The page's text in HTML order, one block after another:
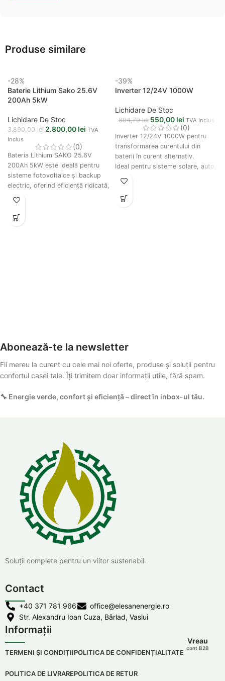
Produse similare
-28%
Baterie Lithium Sako 25.6V
200Ah 5kW
Lichidare De Stoc
3.890,00lei 2.800,00 lei TVA
Inclus
(0)
Bateria Lithium SAKO 25.6V
200Ah 5kW este ideală pentru
sisteme fotovoltaice și backup
electric, oferind eficiență ridicată,
durată mare de viață și protecție
inteligentă BMS.
-39%
Inverter 12/24V 1000W
Lichidare De Stoc
894,79lei 550,00 lei TVA Inclus
(0)
Inverter 12/24V 1000W pentru
transformarea curentului din
baterii în curent alternativ.
Ideal pentru sisteme solare, auto,
camping și alimentarea
echipamentelor electrice.
Abonează-te la newsletter
Fii mereu la curent cu cele mai noi oferte, produse și soluții pentru
confortul casei tale. Îți trimitem doar informații utile, fără spam.
🔧 Energie verde, confort și eficiență – direct în inbox-ul tău.
Soluții complete pentru un viitor sustenabil.
Contact
+40 371 781 966
office@elesanenergie.ro
Str. Alexandru Ioan Cuza, Bârlad, Vaslui
Informații
TERMENI ȘI CONDIȚIIPOLITICA DE CONFIDENȚIALITATE
POLITICA DE LIVRAREPOLITICA DE RETUR
Vreau
cont B2B